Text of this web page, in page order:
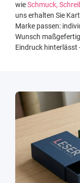
wieSchmuck,
uns erhalten Sie
Marke passen:
Wunsch
Eindruck hinterlässt